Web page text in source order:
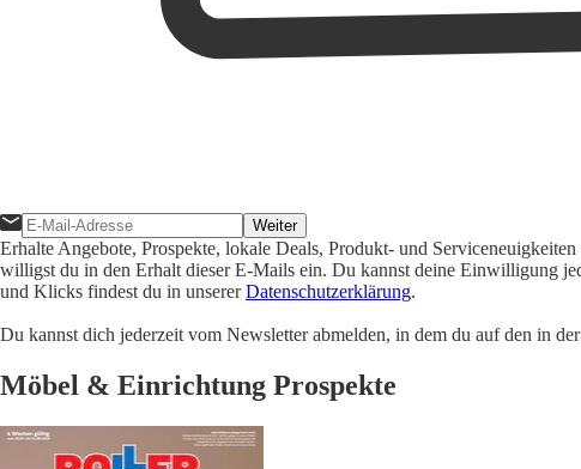
Weiter
Erhalte Angebote, Prospekte, lokale Deals, Produkt- und
willigst du in den Erhalt dieser E-Mails ein. Du kannst deine Einwilligung
und Klicks findest du in unsererDatenschutzerklärung.
Du kannst dich jederzeit vom Newsletter abmelden, in dem du auf den in
Möbel & Einrichtung Prospekte